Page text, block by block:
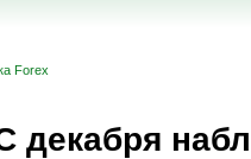
Forex
декабря